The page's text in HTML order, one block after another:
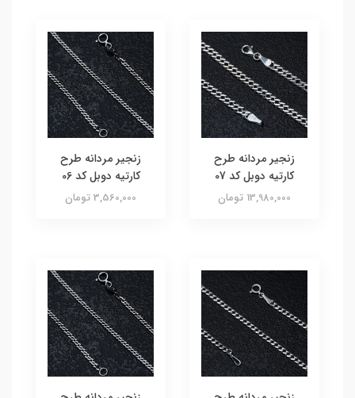
زنجیر مردانه طرح
کارتیه دوبل کد 07
13,980,000 تومان
زنجیر مردانه طرح
کارتیه دوبل کد 06
3,560,000 تومان